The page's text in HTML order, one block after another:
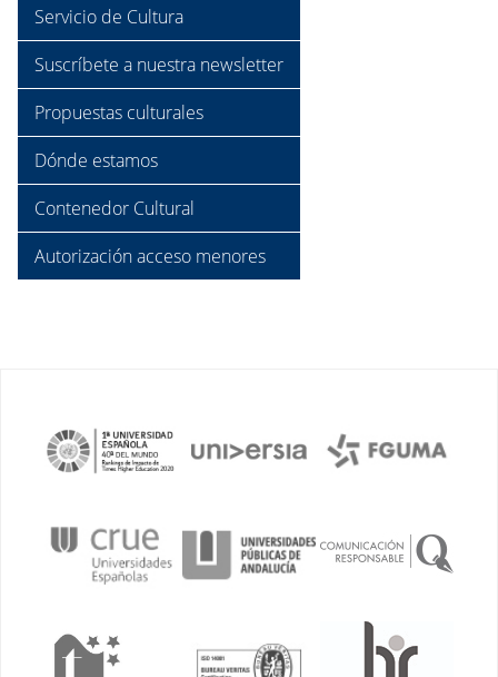
Servicio de Cultura
Suscríbete a nuestra newsletter
Propuestas culturales
Dónde estamos
Contenedor Cultural
Autorización acceso menores